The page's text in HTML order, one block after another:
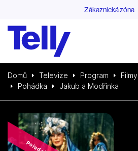
Zákaznická zóna
Domů Televize Program Filmy
Pohádka
Jakub a Modřínka